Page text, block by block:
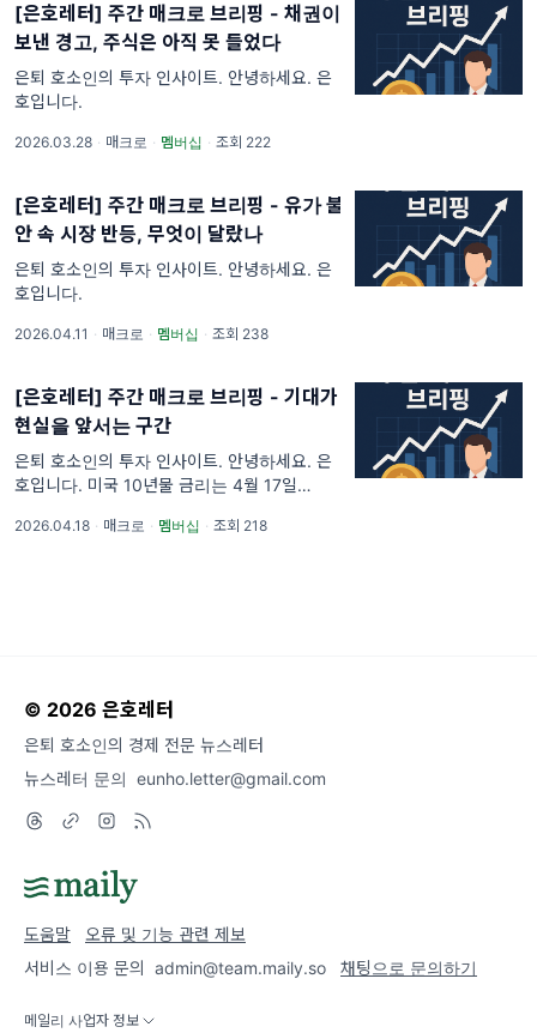
[은호레터] 주간 매크로 브리핑 - 채권이
보낸 경고, 주식은 아직 못 들었다
은퇴 호소인의 투자 인사이트. 안녕하세요. 은
호입니다.
2026.03.28 · 매크로 · 멤버십 · 조회 222
[은호레터] 주간 매크로 브리핑 - 유가 불
안 속 시장 반등, 무엇이 달랐나
은퇴 호소인의 투자 인사이트. 안녕하세요. 은
호입니다.
2026.04.11 · 매크로 · 멤버십 · 조회 238
[은호레터] 주간 매크로 브리핑 - 기대가
현실을 앞서는 구간
은퇴 호소인의 투자 인사이트. 안녕하세요. 은
호입니다. 미국 10년물 금리는 4월 17일
7,126.1로 신고가를 경신했습니다. 나스닥은 주
2026.04.18 · 매크로 · 멤버십 · 조회 218
© 2026 은호레터
은퇴 호소인의 경제 전문 뉴스레터
뉴스레터 문의 eunho.letter@gmail.com
도움말
오류 및 기능 관련 제보
서비스 이용 문의 admin@team.maily.so 채팅으로 문의하기
메일리 사업자 정보